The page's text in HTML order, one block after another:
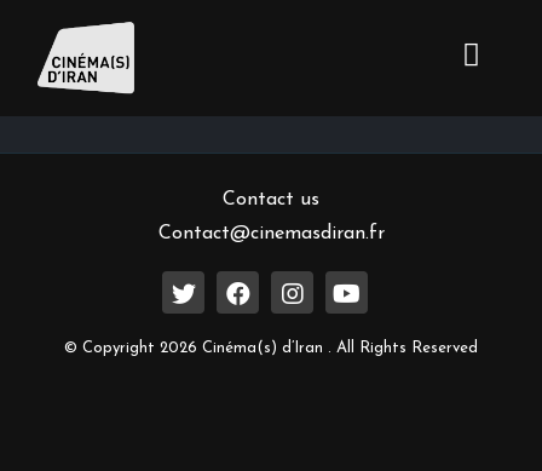
Inscrivez-vous à notre newsletter
Contact us
Contact@cinemasdiran.fr
© Copyright 2026 Cinéma(s) d’Iran . All Rights Reserved